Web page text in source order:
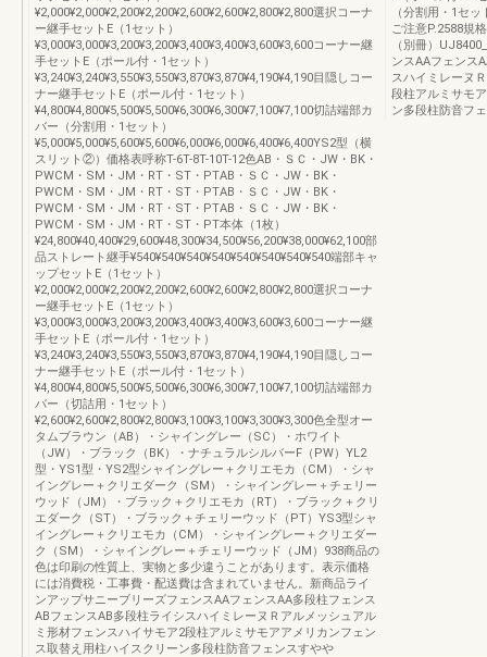
¥2,000¥2,000¥2,200¥2,200¥2,600¥2,600¥2,800¥2,800選択コーナ
ー継手セットE（1セット）
¥3,000¥3,000¥3,200¥3,200¥3,400¥3,400¥3,600¥3,600コーナー継
手セットE（ポール付・1セット）
¥3,240¥3,240¥3,550¥3,550¥3,870¥3,870¥4,190¥4,190目隠しコー
ナー継手セットE（ポール付・1セット）
¥4,800¥4,800¥5,500¥5,500¥6,300¥6,300¥7,100¥7,100切詰端部カ
バー（分割用・1セット）
¥5,000¥5,000¥5,600¥5,600¥6,000¥6,000¥6,400¥6,400YS2型（横
スリット②）価格表呼称T-6T-8T-10T-12色AB・ＳＣ・JW・BK・
PWCM・SM・JM・RT・ST・PTAB・ＳＣ・JW・BK・
PWCM・SM・JM・RT・ST・PTAB・ＳＣ・JW・BK・
PWCM・SM・JM・RT・ST・PTAB・ＳＣ・JW・BK・
PWCM・SM・JM・RT・ST・PT本体（1枚）
¥24,800¥40,400¥29,600¥48,300¥34,500¥56,200¥38,000¥62,100部
品ストレート継手¥540¥540¥540¥540¥540¥540¥540¥540端部キャ
ップセットE（1セット）
¥2,000¥2,000¥2,200¥2,200¥2,600¥2,600¥2,800¥2,800選択コーナ
ー継手セットE（1セット）
¥3,000¥3,000¥3,200¥3,200¥3,400¥3,400¥3,600¥3,600コーナー継
手セットE（ポール付・1セット）
¥3,240¥3,240¥3,550¥3,550¥3,870¥3,870¥4,190¥4,190目隠しコー
ナー継手セットE（ポール付・1セット）
¥4,800¥4,800¥5,500¥5,500¥6,300¥6,300¥7,100¥7,100切詰端部カ
バー（切詰用・1セット）
¥2,600¥2,600¥2,800¥2,800¥3,100¥3,100¥3,300¥3,300色全型オー
タムブラウン（AB）・シャイングレー（SC）・ホワイト
（JW）・ブラック（BK）・ナチュラルシルバーF（PW）YL2
型・YS1型・YS2型シャイングレー＋クリエモカ（CM）・シャ
イングレー＋クリエダーク（SM）・シャイングレー＋チェリー
ウッド（JM）・ブラック＋クリエモカ（RT）・ブラック＋クリ
エダーク（ST）・ブラック＋チェリーウッド（PT）YS3型シャ
イングレー＋クリエモカ（CM）・シャイングレー＋クリエダー
ク（SM）・シャイングレー＋チェリーウッド（JM）938商品の
色は印刷の性質上、実物と多少違うことがあります。表示価格
には消費税・工事費・配送費は含まれていません。新商品ライ
ンアップサニーブリーズフェンスAAフェンスAA多段柱フェンス
ABフェンスAB多段柱ライシスハイミレーヌＲアルメッシュアル
ミ形材フェンスハイサモア2段柱アルミサモアアメリカンフェン
ス取替え用柱ハイスクリーン多段柱防音フェンスすやや
（分割用・1セ
ご注意P.2588規
（別冊）
ンスAAフェンス
スハイミレーヌ
段柱アルミサモ
ン多段柱防音フ